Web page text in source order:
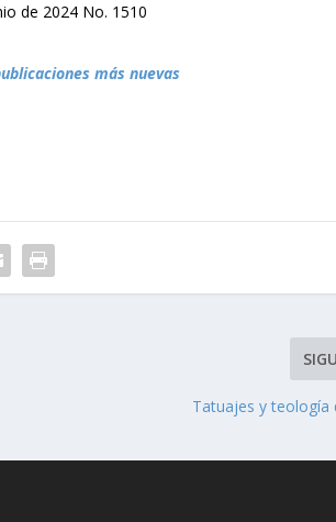
de 2024 No. 1510
más nuevas
Tatuajes y teología